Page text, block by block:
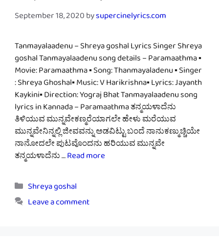
September 18, 2020bysupercinelyrics.com
Tanmayalaadenu – Shreya goshal Lyrics Singer Shreya
goshal Tanmayalaadenu song details – Paramaathma ▪
Movie: Paramaathma ▪ Song: Thanmayaladenu ▪ Singer
: Shreya Ghoshal▪ Music: V Harikrishna▪ Lyrics: Jayanth
Kaykini▪ Direction: Yograj Bhat Tanmayalaadenu song
lyrics in Kannada – Paramaathma ತನ್ಮಯಳಾದೆನು
ತಿಳಿಯುವ ಮುನ್ನವೇಕಣ್ಮರೆಯಾಗಲೇ ಹೇಳು ಮರೆಯುವ
ಮುನ್ನವೇನಿನ್ನಲ್ಲಿ ಜೀವವನ್ನು ಅಡವಿಟ್ಟು ಬಂದೆ ನಾನುಕಣ್ಮುಚ್ಚಿಯೇ
ನಾನೋದಲೇ ಪುಟವೊಂದನು ಹರಿಯುವ ಮುನ್ನವೇ
ತನ್ಮಯಳಾದೆನು …Read more
Categories
Shreya goshal
Leave a comment